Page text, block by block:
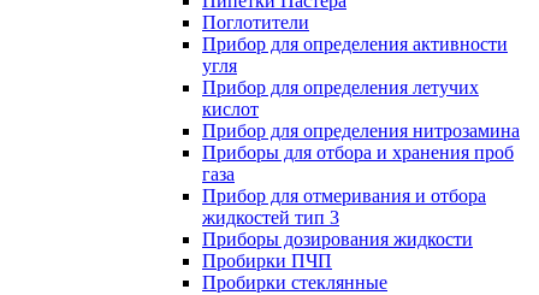
Поглотители
Прибор для определения активности
угля
Прибор для определения летучих
кислот
Прибор для определения нитрозамина
Приборы для отбора и хранения проб
газа
Прибор для отмеривания и отбора
жидкостей тип 3
Приборы дозирования жидкости
Пробирки ПЧП
Пробирки стеклянные